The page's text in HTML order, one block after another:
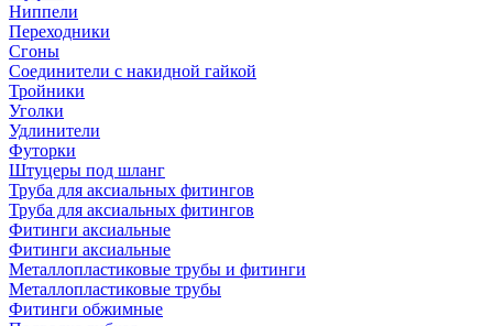
Ниппели
Переходники
Сгоны
Соединители с накидной гайкой
Тройники
Уголки
Удлинители
Футорки
Штуцеры под шланг
Труба для аксиальных фитингов
Труба для аксиальных фитингов
Фитинги аксиальные
Фитинги аксиальные
Металлопластиковые трубы и фитинги
Металлопластиковые трубы
Фитинги обжимные